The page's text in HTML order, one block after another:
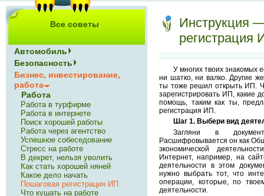
Инструкция
регистрация
У многих твоих знакомых
ни шатко, ни валко. Другие
ты тоже решил открыть ИП.
зарегистрировать ИП, какие
помощь, таким как ты,
регистрация ИП.
Шаг 1. Выбери вид
Загляни в
Расшифровывается он как
экономической
Интернет, например, на
деятельности в этом
нужно выбрать тот, что
операции, которые, по
деятельности.
Все советы
Автомобиль
Безопасность
Бизнес, инвестирование,
работа
Работа
Работа в турфирме
Работа в интернете
Поиск хорошей работы
Работа через агентство
Успешное собеседование
Стресс на работе
В декрет, нельзя уволить
Как стать хорошей няней
Какое дело начать
Пошаговая регистрация ИП
Что кушать на работе